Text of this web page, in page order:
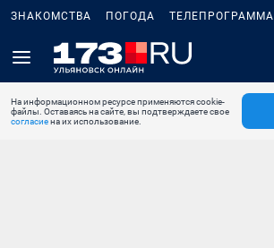
ЗНАКОМСТВА ПОГОДА ТЕЛЕПРОГРАММА
На информационном ресурсе применяются cookie-
файлы. Оставаясь на сайте, вы подтверждаете свое
согласиена их использование.